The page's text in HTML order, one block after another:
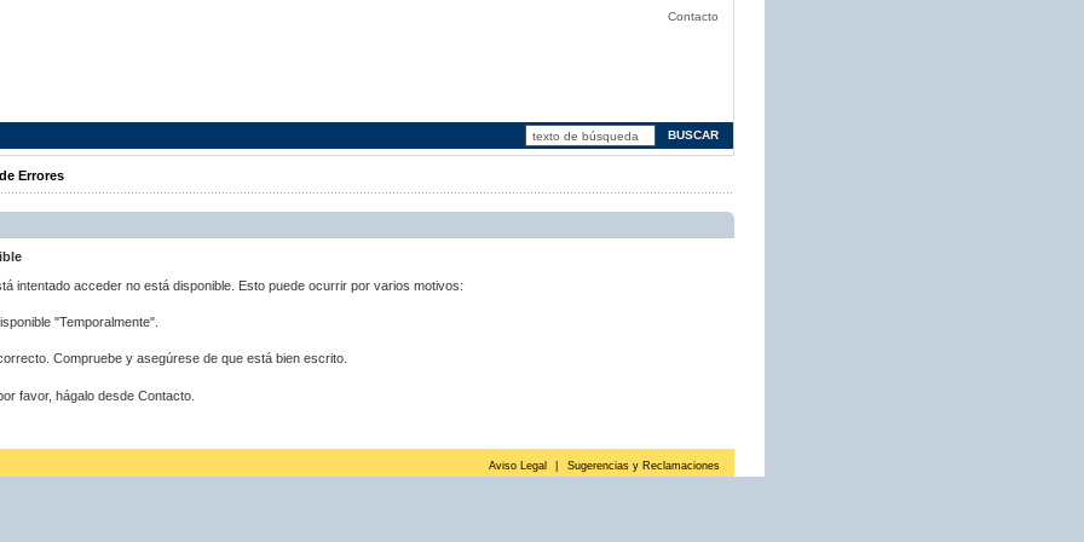
Contacto
Errores
intentado acceder no está disponible. Esto puede ocurrir por varios motivos:
"Temporalmente".
Compruebe y asegúrese de que está bien escrito.
favor, hágalo desde Contacto.
Aviso Legal Sugerencias y Reclamaciones